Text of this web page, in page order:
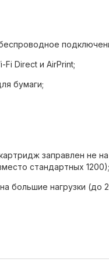
Direct и AirPrint;
бумаги;
заправлен не
стандартных 1200);
большие нагрузки (до